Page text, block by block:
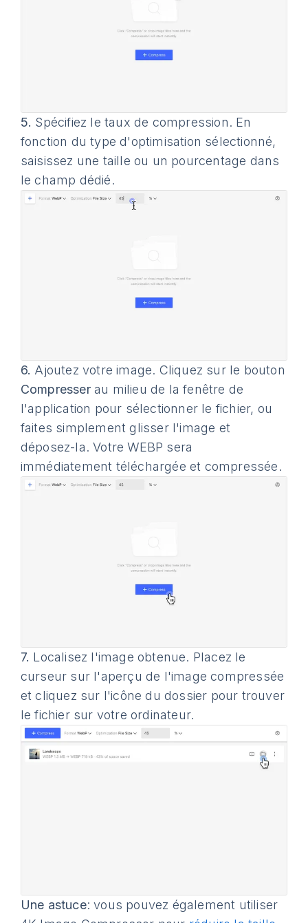
5. Spécifiez le taux de compression. En
fonction du type d'optimisation sélectionné,
saisissez une taille ou un pourcentage dans
le champ dédié.
6. Ajoutez votre image. Cliquez sur le bouton
Compresserau milieu de la fenêtre de
l'application pour sélectionner le fichier, ou
faites simplement glisser l'image et
déposez-la. Votre WEBP sera
immédiatement téléchargée et compressée.
7. Localisez l'image obtenue. Placez le
curseur sur l'aperçu de l'image compressée
et cliquez sur l'icône du dossier pour trouver
le fichier sur votre ordinateur.
Une astuce: vous pouvez également utiliser